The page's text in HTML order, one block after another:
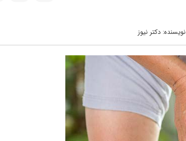
نویسنده: دکتر نیوز